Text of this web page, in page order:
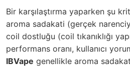
Bir karşılaştırma yaparken şu
aroma sadakati (gerçek
coil dostluğu (coil tıkanıklığı
performans oranı, kullanıcı
IBVape genellikle aroma